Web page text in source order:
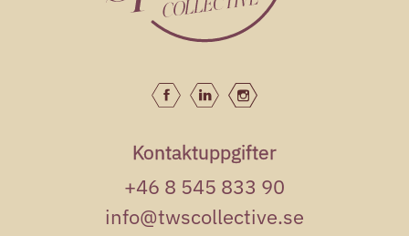
Kontaktuppgifter
+46 8 545 833 90
info@twscollective.se